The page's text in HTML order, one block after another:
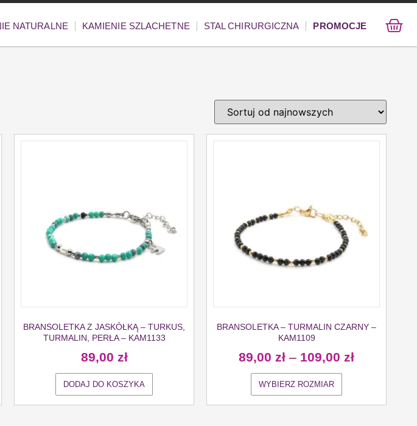
NATURALNE KAMIENIE SZLACHETNE STAL CHIRURGICZNA PROMOCJE
BRANSOLETKA Z JASKÓŁKĄ – TURKUS,
TURMALIN, PERŁA – KAM1133
89,00 zł
DODAJ DO KOSZYKA
BRANSOLETKA – TURMALIN CZARNY –
KAM1109
89,00 zł – 109,00 zł
WYBIERZ ROZMIAR